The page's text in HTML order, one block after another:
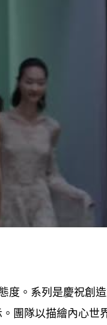
度。系列是慶祝創
團隊以描繪內心世